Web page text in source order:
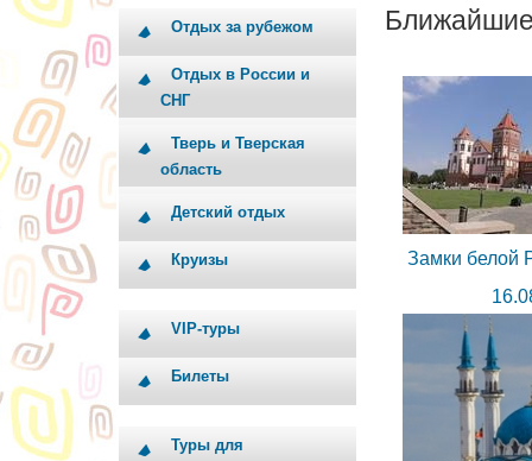
Отдых за рубежом
Отдых в России и
СНГ
Тверь и Тверская
область
Детский отдых
Круизы
VIP-туры
Билеты
Туры для
Замки белой